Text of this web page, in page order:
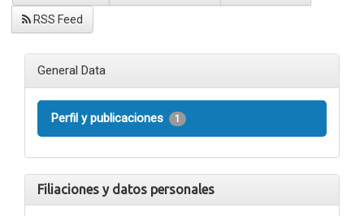
RSS Feed
General Data
Perfil y publicaciones 1
Filiaciones y datos personales